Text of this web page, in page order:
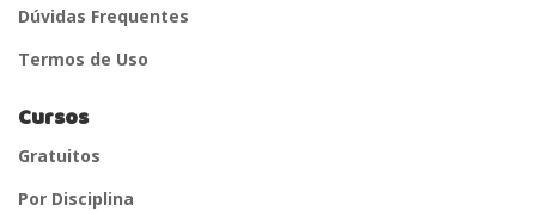
Dúvidas Frequentes
Termos de Uso
Cursos
Gratuitos
Por Disciplina